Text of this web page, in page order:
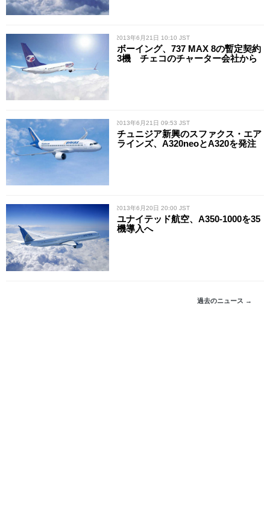
/ 2013年6月21日 10:10 JST
ボーイング、737 MAX 8の暫定契約
3機 チェコのチャーター会社から
/ 2013年6月21日 09:53 JST
チュニジア新興のスファクス・エア
ラインズ、A320neoとA320を発注
/ 2013年6月20日 20:00 JST
ユナイテッド航空、A350-1000を35
機導入へ
過去のニュース →